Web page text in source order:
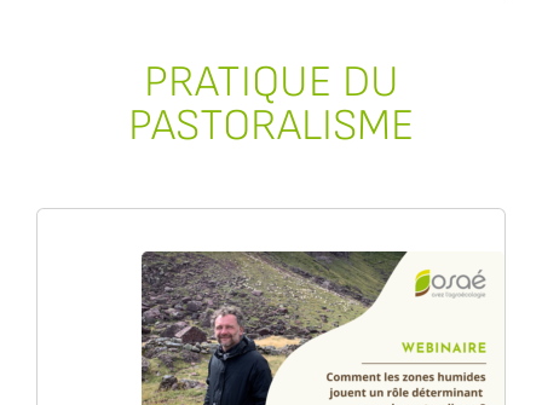
PRATIQUE DU
PASTORALISME